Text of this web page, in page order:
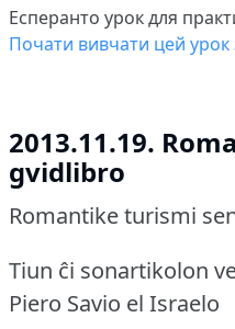
Есперанто урок для
Почати вивчати цей урок
2013.11.19.
gvidlibro
Romantike turismi
Tiun ĉi sonartikolon
Piero Savio el Israelo